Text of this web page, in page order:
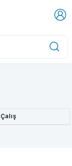
Çalış